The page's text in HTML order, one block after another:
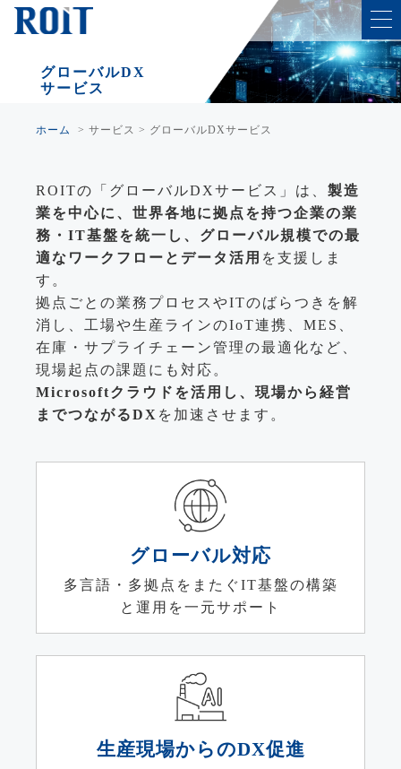
グローバルDX
サービス
ホーム > サービス > グローバルDXサービス
ROITの「グローバルDXサービス」は、 製造
業を中心に、世界各地に拠点を持つ企業の業
務・IT基盤を統一し、グローバル規模での最
適なワークフローとデータ活用 を支援しま
す。
拠点ごとの業務プロセスやITのばらつきを解
消し、工場や生産ラインのIoT連携、MES、
在庫・サプライチェーン管理の最適化など、
現場起点の課題にも対応。
Microsoftクラウドを活用し、現場から経営
までつながるDX を加速させます。
グローバル対応
多言語・多拠点をまたぐIT基盤の構築
と運用を一元サポート
生産現場からのDX促進